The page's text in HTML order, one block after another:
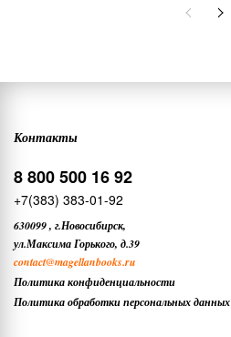
Контакты
8 800 500 16 92
+7(383) 383-01-92
630099, г.Новосибирск,
ул.Максима Горького, д.39
contact@magellanbooks.ru
Политика конфиденциальности
Политика обработки персональных данных